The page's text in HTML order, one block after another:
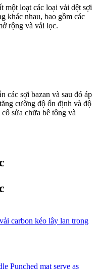
loạt các loại vải dệt sợi
khác nhau, bao gồm các
rộng và vải lọc.
các sợi bazan và sau đó áp
cường độ ổn định và độ
sửa chữa bê tông và
carbon kéo lây lan trong